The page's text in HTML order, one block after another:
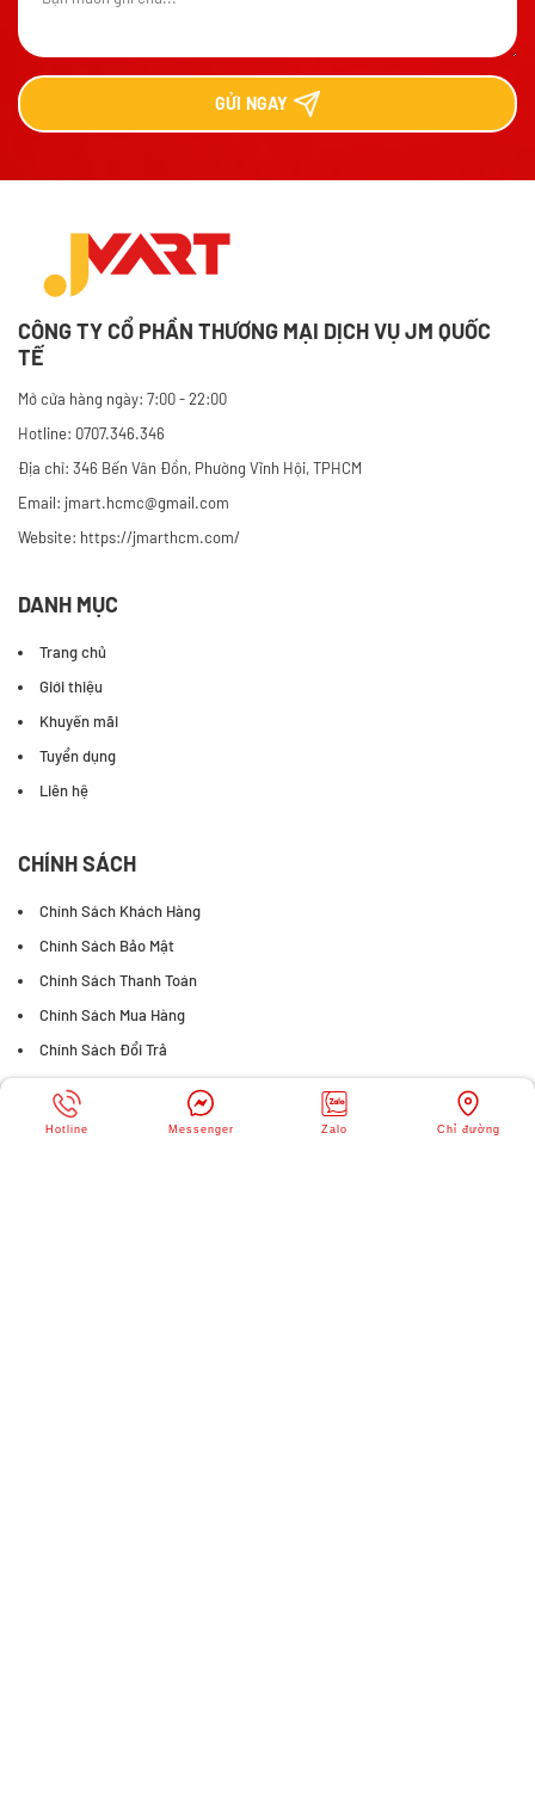
GỬI NGAY
CÔNG TY CỔ PHẦN THƯƠNG MẠI DỊCH VỤ JM QUỐC
TẾ
Mở cửa hàng ngày: 7:00 - 22:00
Hotline: 0707.346.346
Địa chỉ: 346 Bến Vân Đồn, Phường Vĩnh Hội, TPHCM
Email: jmart.hcmc@gmail.com
Website: https://jmarthcm.com/
DANH MỤC
Trang chủ
Giới thiệu
Khuyến mãi
Tuyển dụng
Liên hệ
CHÍNH SÁCH
Chính Sách Khách Hàng
Chính Sách Bảo Mật
Chính Sách Thanh Toán
Chính Sách Mua Hàng
Chính Sách Đổi Trả
FANPAGE FACEBOOK
Hotline Messenger Zalo Chỉ đường